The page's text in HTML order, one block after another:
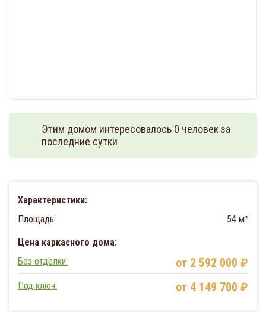
Этим домом интересовалось 0 человек за
последние сутки
Характеристики:
Площадь:
54 м²
Цена каркасного дома:
Без отделки:
от 2 592 000 ₽
Под ключ: от 4 149 700 ₽